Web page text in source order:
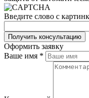
Введите слово с
Оформить заявку
Ваше имя *